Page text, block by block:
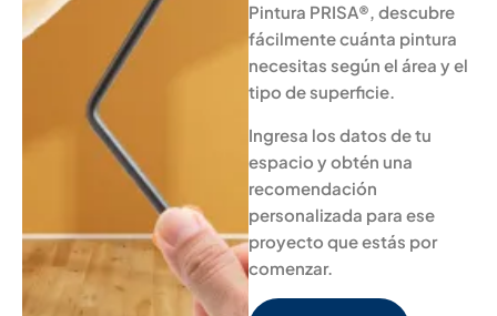
Pintura PRISA®, descubre
fácilmente cuánta pintura
necesitas según el área y el
tipo de superficie.
Ingresa los datos de tu
espacio y obtén una
recomendación
personalizada para ese
proyecto que estás por
comenzar.